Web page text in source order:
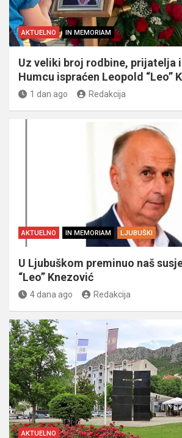
AKTUELNO IN MEMORIAM
Uz veliki broj rodbine, prijatelja
Humcu ispraćen Leopold “Leo”
1 dan ago Redakcija
AKTUELNO IN MEMORIAM LJUBUŠKI
U Ljubuškom preminuo naš
“Leo” Knezović
4 dana ago Redakcija
AKTUELNO